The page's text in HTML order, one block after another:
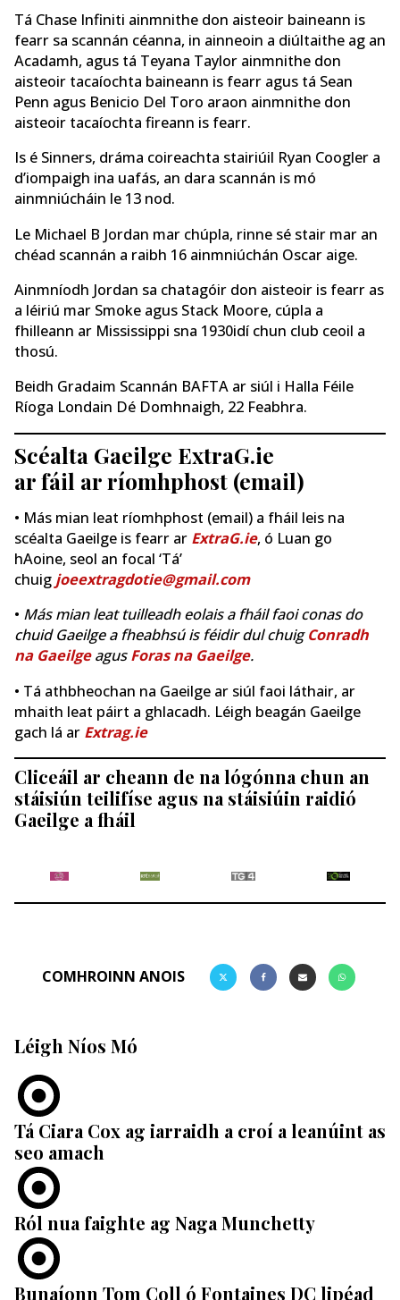
Tá Chase Infiniti ainmnithe don aisteoir baineann is
fearr sa scannán céanna, in ainneoin a diúltaithe ag an
Acadamh, agus tá Teyana Taylor ainmnithe don
aisteoir tacaíochta baineann is fearr agus tá Sean
Penn agus Benicio Del Toro araon ainmnithe don
aisteoir tacaíochta fireann is fearr.
Is é Sinners, dráma coireachta stairiúil Ryan Coogler a
d’iompaigh ina uafás, an dara scannán is mó
ainmniúcháin le 13 nod.
Le Michael B Jordan mar chúpla, rinne sé stair mar an
chéad scannán a raibh 16 ainmniúchán Oscar aige.
Ainmníodh Jordan sa chatagóir don aisteoir is fearr as
a léiriú mar Smoke agus Stack Moore, cúpla a
fhilleann ar Mississippi sna 1930idí chun club ceoil a
thosú.
Beidh Gradaim Scannán BAFTA ar siúl i Halla Féile
Ríoga Londain Dé Domhnaigh, 22 Feabhra.
Scéalta Gaeilge ExtraG.ie
ar fáil ar ríomhphost (email)
• Más mian leat ríomhphost (email) a fháil leis na
scéalta Gaeilge is fearr ar ExtraG.ie, ó Luan go
hAoine, seol an focal ‘Tá’
chuig joeextragdotie@gmail.com
• Más mian leat tuilleadh eolais a fháil faoi conas do
chuid Gaeilge a fheabhsú is féidir dul chuigConradh
na GaeilgeagusForas na Gaeilge.
• Tá athbheochan na Gaeilge ar siúl faoi láthair, ar
mhaith leat páirt a ghlacadh. Léigh beagán Gaeilge
gach lá ar Extrag.ie
Cliceáil ar cheann de na lógónna chun an
stáisiún teilifíse agus na stáisiúin raidió
Gaeilge a fháil
COMHROINN ANOIS
Léigh Níos Mó
Tá Ciara Cox ag iarraidh a croí a leanúint as
seo amach
Ról nua faighte ag Naga Munchetty
Bunaíonn Tom Coll ó Fontaines DC lipéad